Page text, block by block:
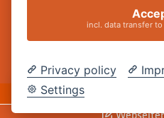
Cookie-
DE
incl. data transfer
Privacy policy
Settings